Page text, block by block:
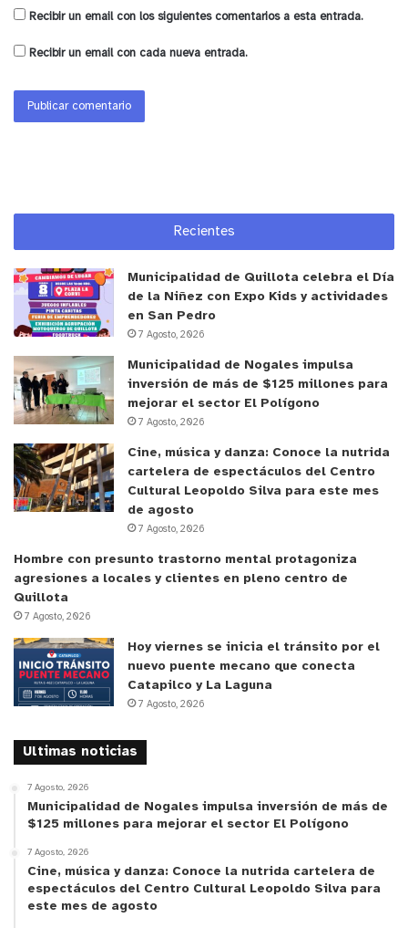
Nacional Menor. Todo con un objetivo claro: seguir
con apoyo, convicción y oportunidades como las
se pueden cumplir.
Recibir un email con los siguientes comentarios a esta entrada.
Recibir un email con cada nueva entrada.
Recientes
Municipalidad de Quillota celebra el Día
de la Niñez con Expo Kids y actividades
en San Pedro
7 Agosto, 2026
Municipalidad de Nogales impulsa
inversión de más de $125 millones para
mejorar el sector El Polígono
7 Agosto, 2026
Cine, música y danza: Conoce la nutrida
cartelera de espectáculos del Centro
Cultural Leopoldo Silva para este mes
de agosto
7 Agosto, 2026
Hombre con presunto trastorno mental protagoniza
agresiones a locales y clientes en pleno centro de
Quillota
7 Agosto, 2026
Hoy viernes se inicia el tránsito por el
nuevo puente mecano que conecta
Catapilco y La Laguna
7 Agosto, 2026
Ultimas noticias
7 Agosto, 2026
Municipalidad de Nogales impulsa inversión de más de
$125 millones para mejorar el sector El Polígono
7 Agosto, 2026
Cine, música y danza: Conoce la nutrida cartelera de
espectáculos del Centro Cultural Leopoldo Silva para
este mes de agosto